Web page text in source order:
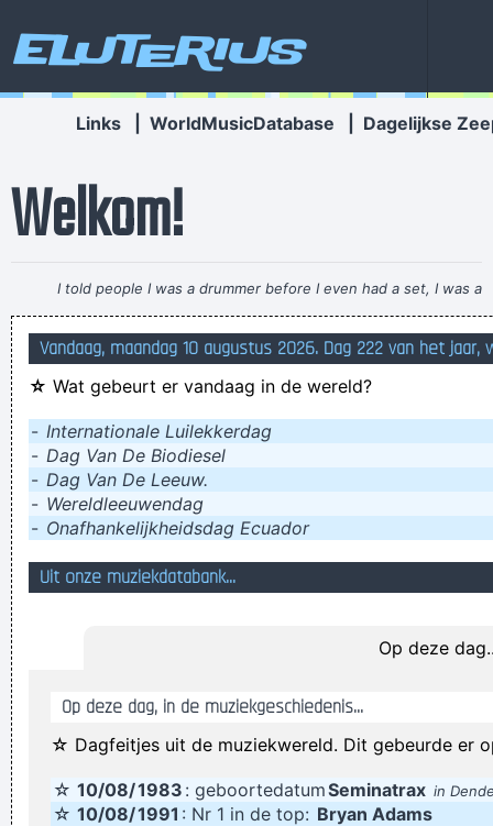
Eluterius
Links WorldMusicDatabase Dagelijkse
Welkom!
I told people I was a drummer before I even had a set, I was a
mental drummer.~ Keith Moon
Snotworm, gatlarf, reetkever, strontmot
de metro in de spits lezen en de spits in de metro
Winden laten tijdens seks, tien tips
wadist vinde mijn broche ni schoon ofwa
Euh ja, we kunnen van alles doen. Maar als GIJ nu om te
OOoh watchie watch!
zo de waard is vertrouwt hij zijn planten
hat maar twee fatzoenlijke verdedetigers erbij gehaalt
Als infanterist heb ik veel gezien maar dit ....:kwaad:
Vandaag, maandag 10 augustus 2026. Dag 222 van het jaar,
☆ Wat gebeurt er vandaag in de wereld?
- Internationale Luilekkerdag
- Dag Van De Biodiesel
- Dag Van De Leeuw.
- Wereldleeuwendag
- Onafhankelijkheidsdag Ecuador
Uit onze muziekdatabank...
Op deze
Op deze dag, in de muziekgeschiedenis...
☆ Dagfeitjes uit de muziekwereld. Dit gebeurde er
☆ 10/08/1983 : geboortedatumSeminatrax in
☆ 10/08/1991 : Nr 1 in de top: Bryan Adams